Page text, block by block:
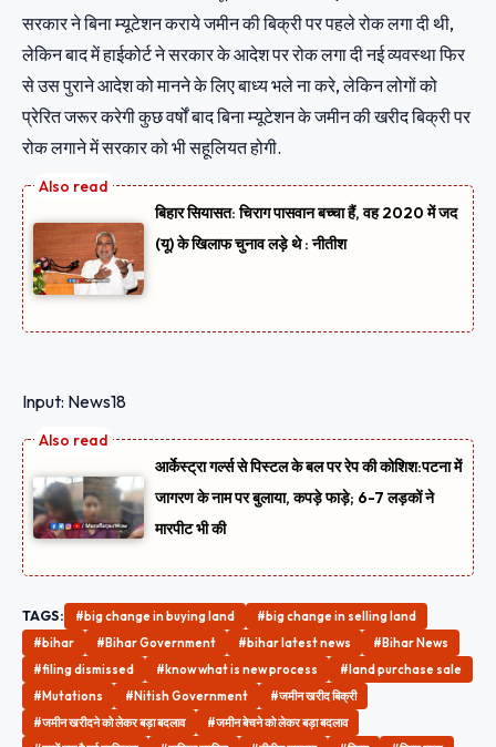
सरकार ने बिना म्यूटेशन कराये जमीन की बिक्री पर पहले रोक लगा दी थी,
लेकिन बाद में हाईकोर्ट ने सरकार के आदेश पर रोक लगा दी नई व्यवस्था फिर
से उस पुराने आदेश को मानने के लिए बाध्य भले ना करे, लेकिन लोगों को
प्रेरित जरूर करेगी कुछ वर्षों बाद बिना म्यूटेशन के जमीन की खरीद बिक्री पर
रोक लगाने में सरकार को भी सहूलियत होगी.
बिहार सियासत: चिराग पासवान बच्चा हैं, वह 2020 में जद
(यू) के खिलाफ चुनाव लड़े थे : नीतीश
Input: News18
आर्केस्ट्रा गर्ल्स से पिस्टल के बल पर रेप की कोशिश:पटना में
जागरण के नाम पर बुलाया, कपड़े फाड़े; 6-7 लड़कों ने
मारपीट भी की
TAGS: #big change in buying land
#big change in selling land
#bihar
#Bihar Government #bihar latest news
#Bihar News
#filing dismissed
#know what is new process
#land purchase sale
#Mutations
#Nitish Government
#जमीन खरीद बिक्री
#जमीन खरीदने को लेकर बड़ा बदलाव
#जमीन बेचने को लेकर बड़ा बदलाव